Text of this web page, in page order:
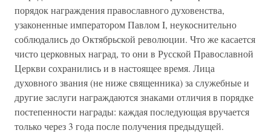
порядок награждения православного духовенства,
узаконенные императором Павлом I, неукоснительно
соблюдались до Октябрьской революции. Что же касается
чисто церковных наград, то они в Русской Православной
Церкви сохранились и в настоящее время. Лица
духовного звания (не ниже священника) за служебные и
другие заслуги награждаются знаками отличия в порядке
постепенности награды: каждая последующая вручается
только через 3 года после получения предыдущей.